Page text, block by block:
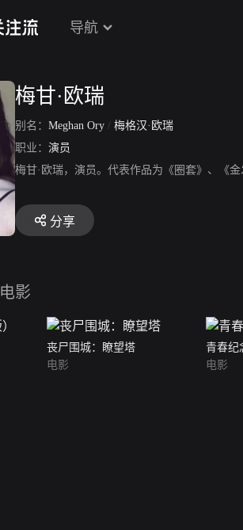
导航
梅甘·欧瑞
别名： Meghan Ory / 梅格汉·欧瑞
职业： 演员
梅甘·欧瑞，演员。代表作品为《圈套》、《
分享
电影
丧尸围城：瞭望塔
电影
青春纪
电影